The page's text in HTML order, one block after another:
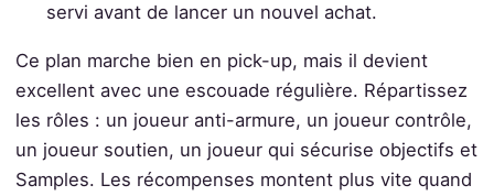
servi avant de lancer un nouvel achat.
Ce plan marche bien en pick-up, mais il devient
excellent avec une escouade régulière. Répartissez
les rôles : un joueur anti-armure, un joueur contrôle,
un joueur soutien, un joueur qui sécurise objectifs et
Samples. Les récompenses montent plus vite quand